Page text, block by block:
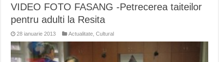
VIDEO FOTO FASANG -Petrecerea taiteilor
pentru adulti la Resita
28 ianuarie 2013 Actualitate ,Cultural